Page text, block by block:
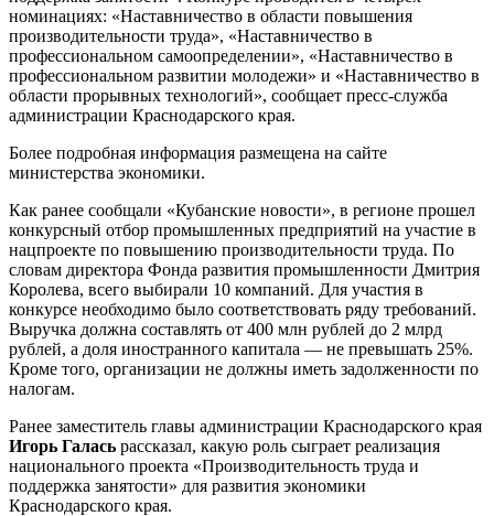
номинациях: «Наставничество в области повышения
производительности труда», «Наставничество в
профессиональном самоопределении», «Наставничество в
профессиональном развитии молодежи» и «Наставничество в
области прорывных технологий», сообщает пресс-служба
администрации Краснодарского края.
Более подробная информация размещена на сайте
министерства экономики.
Как ранее сообщали «Кубанские новости», в регионе прошел
конкурсный отбор промышленных предприятий на участие в
нацпроекте по повышению производительности труда. По
словам директора Фонда развития промышленности Дмитрия
Королева, всего выбирали 10 компаний. Для участия в
конкурсе необходимо было соответствовать ряду требований.
Выручка должна составлять от 400 млн рублей до 2 млрд
рублей, а доля иностранного капитала — не превышать 25%.
Кроме того, организации не должны иметь задолженности по
налогам.
Ранее заместитель главы администрации Краснодарского края
Игорь Галась рассказал, какую роль сыграет реализация
национального проекта «Производительность труда и
поддержка занятости» для развития экономики
Краснодарского края.